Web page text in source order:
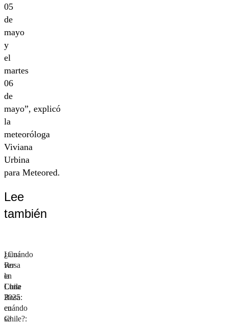
05
de
mayo
y
el
martes
06
de
mayo”, explicó
la
meteoróloga
Viviana
Urbina
para Meteored.
Lee
también
¿Cuándo
ver
la
Luna
Rosa
en
Chile?:
Luna
Rosa
en
Chile
2025:
cuándo
se